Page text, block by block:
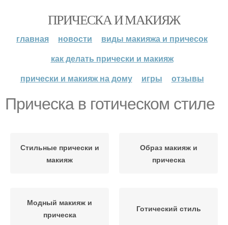
ПРИЧЕСКА И МАКИЯЖ
главная новости
виды макияжа и причесок
как делать прически и макияж
прически и макияж на дому
игры отзывы
Прическа в готическом стиле
Стильные прически и
макияж
Образ макияж и
прическа
Модный макияж и
прическа
Готический стиль